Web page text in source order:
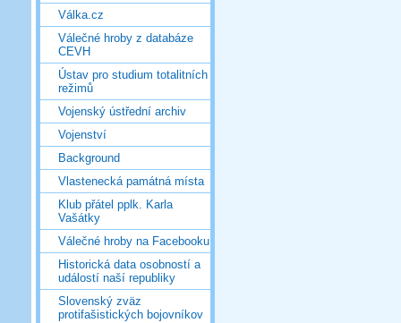
Válka.cz
Válečné hroby z databáze
CEVH
Ústav pro studium totalitních
režimů
Vojenský ústřední archiv
Vojenství
Background
Vlastenecká památná místa
Klub přátel pplk. Karla
Vašátky
Válečné hroby na Facebooku
Historická data osobností a
událostí naší republiky
Slovenský zväz
protifašistických bojovníkov